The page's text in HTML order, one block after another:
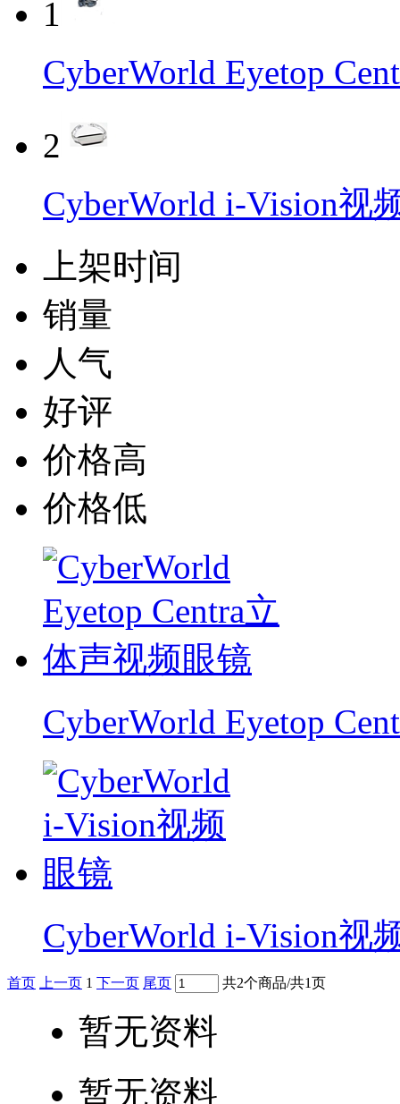
1
CyberWorld Eyetop
2
CyberWorld i-Vision视
上架时间
销量
人气
好评
价格高
价格低
CyberWorld Eyetop
CyberWorld i-Vision视
首页 上一页 1 下一页 尾页 共2个商品/共1页
暂无资料
暂无资料